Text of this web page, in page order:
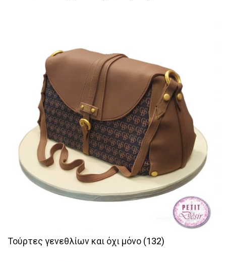
Τούρτες γενεθλίων και όχι μόνο (132)